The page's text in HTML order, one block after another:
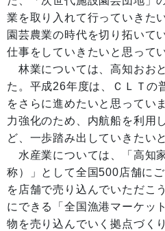
業を取り入れて行っていきた
園芸農業の時代を切り拓いて
仕事をしていきたいと思って
林業については、高知おお
た。平成26年度は、ＣＬＴの
をさらに進めたいと思ってい
力強化のため、内航船を利用
ど、一歩踏み出していきたい
水産業については、「高知
称）」として全国500店舗に
を店舗で売り込んでいただこ
にできる「全国漁港マーケッ
物を売り込んでいく拠点づく